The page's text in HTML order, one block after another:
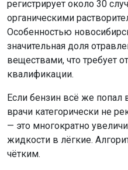
регистрирует около 30
органическими
Особенностью
значительная доля
веществами, что требует
квалификации.
Если бензин всё же попал
врачи категорически не
— это многократно
жидкости в лёгкие.
чётким.